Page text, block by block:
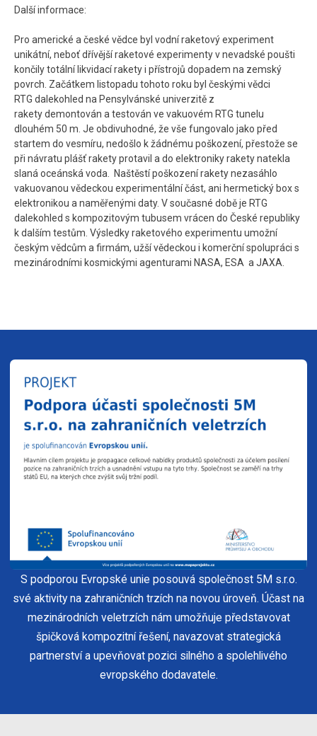
Další informace:
Pro americké a české vědce byl vodní raketový experiment
unikátní, neboť dřívější raketové experimenty v nevadské poušti
končily totální likvidací rakety i přístrojů dopadem na zemský
povrch. Začátkem listopadu tohoto roku byl českými vědci
RTG dalekohled na Pensylvánské univerzitě z
rakety demontován a testován ve vakuovém RTG tunelu
dlouhém 50 m. Je obdivuhodné, že vše fungovalo jako před
startem do vesmíru, nedošlo k žádnému poškození, přestože se
při návratu plášť rakety protavil a do elektroniky rakety natekla
slaná oceánská voda. Naštěstí poškození rakety nezasáhlo
vakuovanou vědeckou experimentální část, ani hermetický box s
elektronikou a naměřenými daty. V současné době je RTG
dalekohled s kompozitovým tubusem vrácen do České republiky
k dalším testům. Výsledky raketového experimentu umožní
českým vědcům a firmám, užší vědeckou i komerční spolupráci s
mezinárodními kosmickými agenturami NASA, ESA a JAXA.
S podporou Evropské unie posouvá společnost 5M s.r.o.
své aktivity na zahraničních trzích na novou úroveň. Účast na
mezinárodních veletrzích nám umožňuje představovat
špičková kompozitní řešení, navazovat strategická
partnerství a upevňovat pozici silného a spolehlivého
evropského dodavatele.